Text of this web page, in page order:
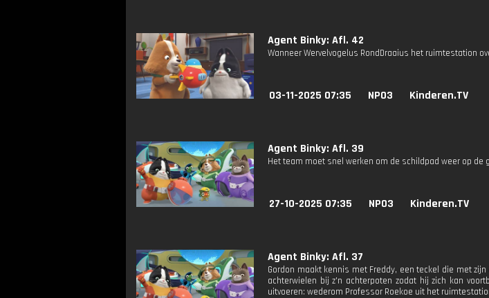
Agent Binky: Afl. 42
Wanneer Wervelvogelus RondDraaius het ruimtestation
03-11-2025 07:35 NPO3 Kinderen.TV
Agent Binky: Afl. 39
Het team moet snel werken om de schildpad weer op de
27-10-2025 07:35 NPO3 Kinderen.TV
Agent Binky: Afl. 37
Gordon maakt kennis met Freddy, een teckel die met
achterwielen bij z'n achterpoten zodat hij zich kan
uitvoeren: wederom Professor Roekoe uit het